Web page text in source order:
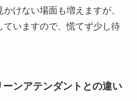
けない場面も増えますが、
ていますので、慌てず少し待
ンアテンダントとの違い